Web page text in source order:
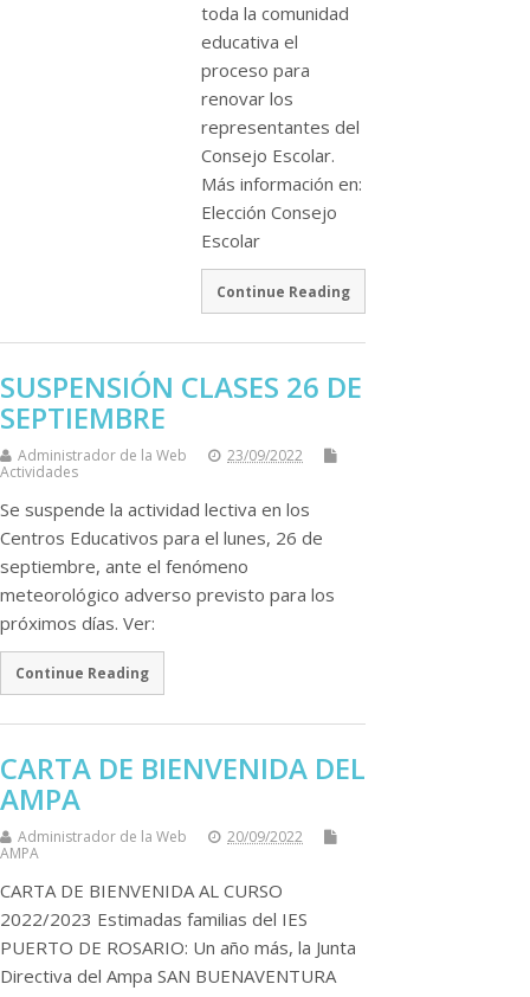
toda la comunidad
educativa el
proceso para
renovar los
representantes del
Consejo Escolar.
Más información en:
Elección Consejo
Escolar
Continue Reading
SUSPENSIÓN CLASES 26 DE
SEPTIEMBRE
Administrador de la Web
23/09/2022
Actividades
Se suspende la actividad lectiva en los
Centros Educativos para el lunes, 26 de
septiembre, ante el fenómeno
meteorológico adverso previsto para los
próximos días. Ver:
Continue Reading
CARTA DE BIENVENIDA DEL
AMPA
Administrador de la Web
20/09/2022
AMPA
CARTA DE BIENVENIDA AL CURSO
2022/2023 Estimadas familias del IES
PUERTO DE ROSARIO: Un año más, la Junta
Directiva del Ampa SAN BUENAVENTURA